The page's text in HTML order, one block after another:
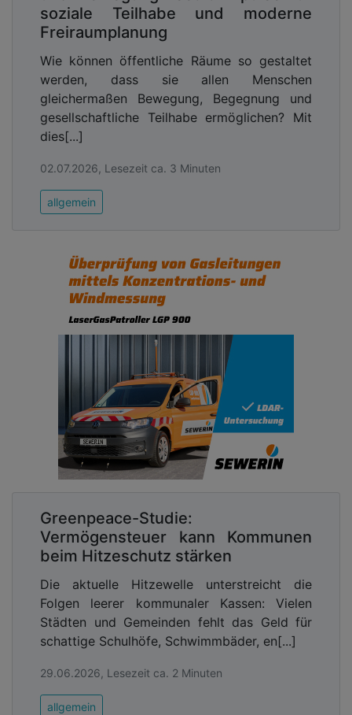
soziale Teilhabe und moderne
Freiraumplanung
Wie können öffentliche Räume so gestaltet
werden, dass sie allen Menschen
gleichermaßen Bewegung, Begegnung und
gesellschaftliche Teilhabe ermöglichen? Mit
dies[...]
02.07.2026, Lesezeit ca. 3 Minuten
allgemein
Greenpeace-Studie:
Vermögensteuer kann Kommunen
beim Hitzeschutz stärken
Die aktuelle Hitzewelle unterstreicht die
Folgen leerer kommunaler Kassen: Vielen
Städten und Gemeinden fehlt das Geld für
schattige Schulhöfe, Schwimmbäder, en[...]
29.06.2026, Lesezeit ca. 2 Minuten
allgemein